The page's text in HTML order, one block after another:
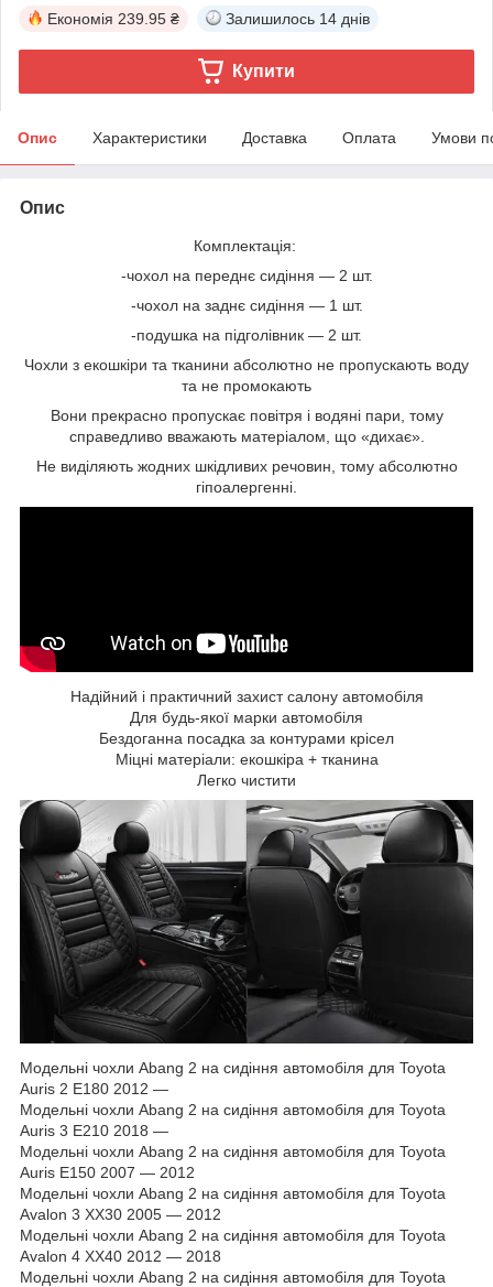
Економія 239.95 ₴ Залишилось 14 днів
Купити
Опис Характеристики Доставка Оплата Умови
Опис
Комплектація:
-чохол на переднє сидіння — 2 шт.
-чохол на заднє сидіння — 1 шт.
-подушка на підголівник — 2 шт.
Чохли з екошкіри та тканини абсолютно не пропускають воду
та не промокають
Вони прекрасно пропускає повітря і водяні пари, тому
справедливо вважають матеріалом, що «дихає».
Не виділяють жодних шкідливих речовин, тому абсолютно
гіпоалергенні.
Надійний і практичний захист салону автомобіля
Для будь-якої марки автомобіля
Бездоганна посадка за контурами крісел
Міцні матеріали: екошкіра + тканина
Легко чистити
Модельні чохли Abang 2 на сидіння автомобіля для Toyota
Auris 2 E180 2012 —
Модельні чохли Abang 2 на сидіння автомобіля для Toyota
Auris 3 E210 2018 —
Модельні чохли Abang 2 на сидіння автомобіля для Toyota
Auris E150 2007 — 2012
Модельні чохли Abang 2 на сидіння автомобіля для Toyota
Avalon 3 XX30 2005 — 2012
Модельні чохли Abang 2 на сидіння автомобіля для Toyota
Avalon 4 XX40 2012 — 2018
Модельні чохли Abang 2 на сидіння автомобіля для Toyota